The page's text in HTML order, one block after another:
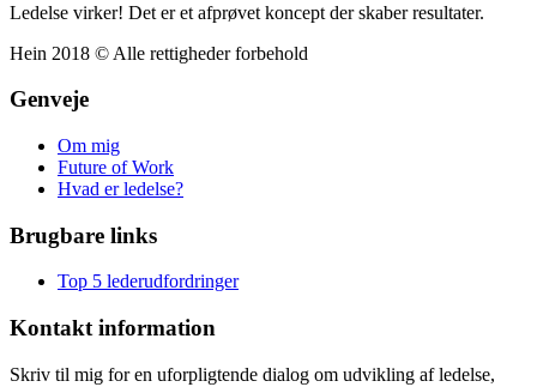
Ledelse virker! Det er et afprøvet koncept der skaber resultater.
Hein 2018 © Alle rettigheder forbehold
Genveje
Om mig
Future of Work
Hvad er ledelse?
Brugbare links
Top 5 lederudfordringer
Kontakt information
Skriv til mig for en uforpligtende dialog om udvikling af ledelse,